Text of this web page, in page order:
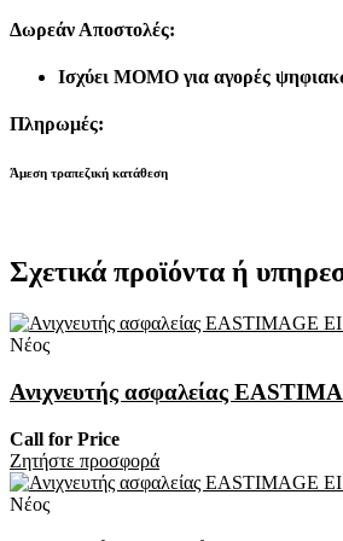
Δωρεάν Αποστολές:
Ισχύει MOMO για αγορές
Πληρωμές:
Άμεση τραπεζική κατάθεση
Σχετικά προϊόντα ή
Νέος
Ανιχνευτής ασφαλείας
Call for Price
Zητήστε προσφορά
Νέος